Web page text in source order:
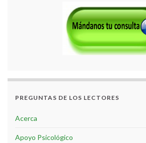
PREGUNTAS DE LOS LECTORES
Acerca
Apoyo Psicológico